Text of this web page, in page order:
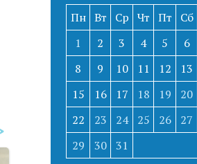
Пн Вт Ср Чт Пт Сб
1
2 3 4 5 6
8
9 10 11 12 13
15
16 17 18 19 20
22
23 24 25 26 27
29
30 31